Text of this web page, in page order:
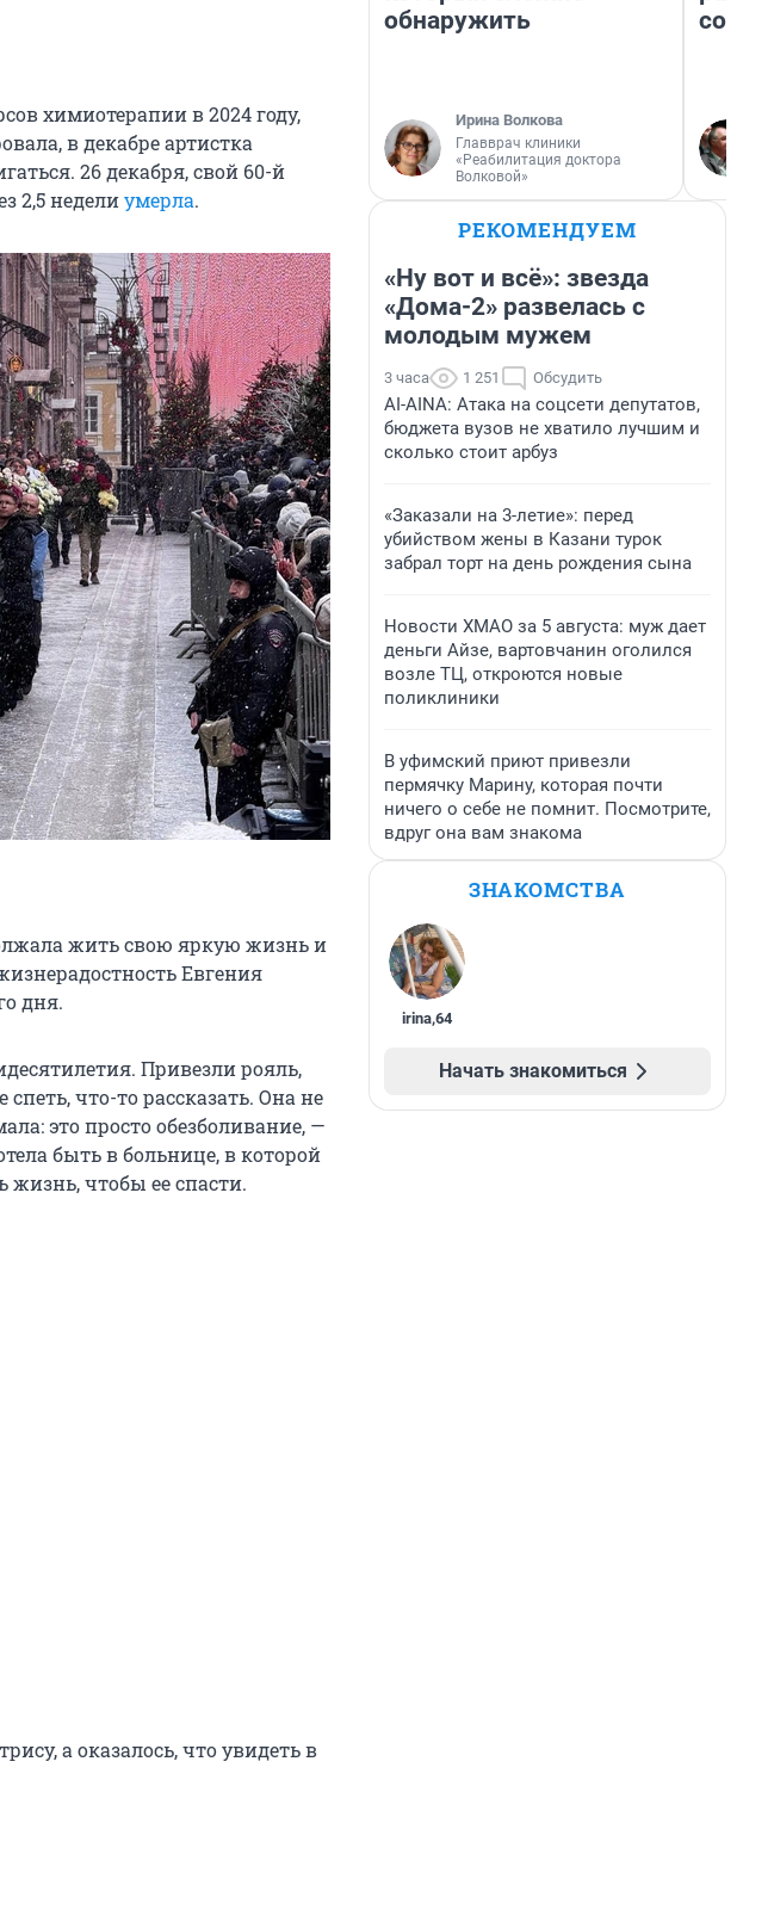
химиотерапии в 2024 году,
в декабре артистка
26 декабря, свой 60-й
2,5 неделиумерла.
жить свою яркую жизнь и
Евгения
дня.
Привезли рояль,
что-то рассказать. Она не
это просто обезболивание, —
быть в больнице, в которой
жизнь, чтобы ее спасти.
а оказалось, что увидеть в
обнаружить
Ирина Волкова
Главврач клиники
«Реабилитация доктора
Волковой»
РЕКОМЕНДУЕМ
«Ну вот и всё»: звезда
«Дома-2» развелась с
молодым мужем
3 часа 1 251 Обсудить
AI-AINA: Атака на соцсети депутатов,
бюджета вузов не хватило лучшим и
сколько стоит арбуз
«Заказали на 3-летие»: перед
убийством жены в Казани турок
забрал торт на день рождения сына
Новости ХМАО за 5 августа: муж дает
деньги Айзе, вартовчанин оголился
возле ТЦ, откроются новые
поликлиники
В уфимский приют привезли
пермячку Марину, которая почти
ничего о себе не помнит. Посмотрите,
вдруг она вам знакома
ЗНАКОМСТВА
irina,64
Начать знакомиться